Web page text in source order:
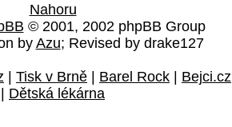
Nahoru
© 2001, 2002 phpBB Group
byAzu; Revised by drake127
| Tisk v Brně | Barel Rock | Bejci.cz
| Dětská lékárna